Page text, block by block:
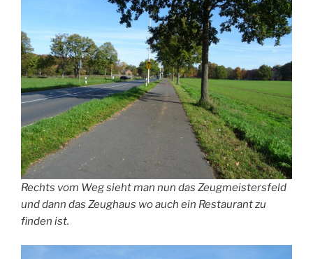
Rechts vom Weg sieht man nun das Zeugmeistersfeld
und dann das Zeughaus wo auch ein Restaurant zu
finden ist.